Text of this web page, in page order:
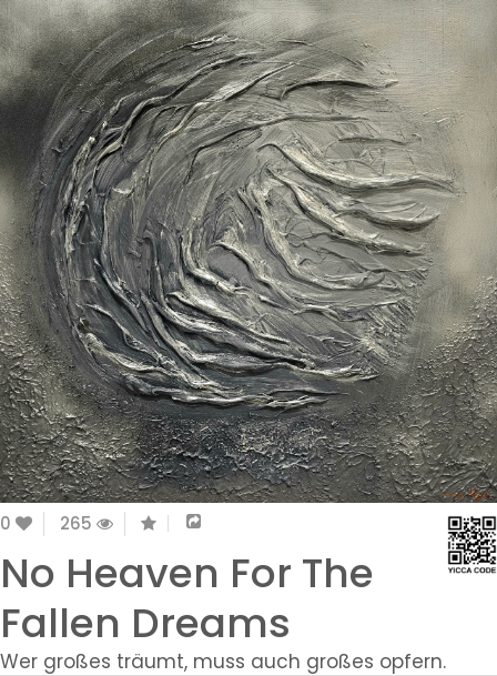
0 265
No Heaven For The
Fallen Dreams
Wer großes träumt, muss auch großes opfern.